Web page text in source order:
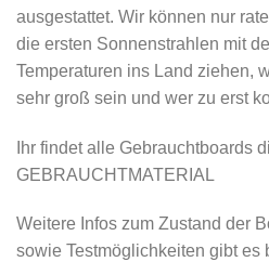
ausgestattet. Wir können nur
die ersten Sonnenstrahlen mit
Temperaturen ins Land ziehen,
sehr groß sein und wer zu erst
Ihr findet alle Gebrauchtboards
GEBRAUCHTMATERIAL
Weitere Infos zum Zustand der
sowie Testmöglichkeiten gibt es